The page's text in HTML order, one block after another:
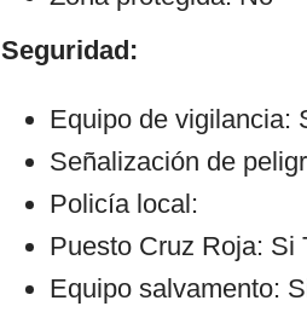
Seguridad:
Equipo de vigilancia:
Señalización de
Policía local:
Puesto Cruz Roja: Si
Equipo salvamento: